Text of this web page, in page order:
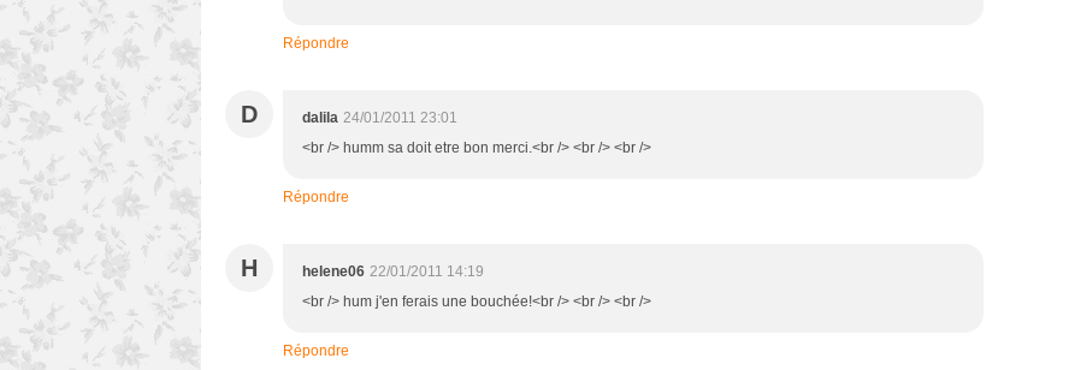
Répondre
D dalila 24/01/2011 23:01
<br /> humm sa doit etre bon merci.<br /> <br /> <br />
Répondre
H helene06 22/01/2011 14:19
<br /> hum j'en ferais une bouchée!<br /> <br /> <br />
Répondre